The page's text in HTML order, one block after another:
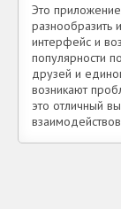
Это
разнообразить
интерфейс и
популярности
друзей и
возникают
это отличный